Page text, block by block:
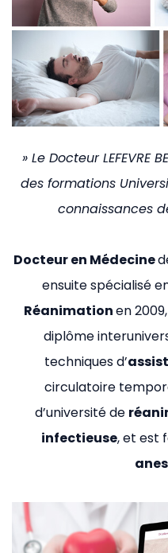
» Le Docteur LEFEVRE
des formations
connaissances
Docteur en Médecine
ensuite spécialisé
Réanimationen
diplôme
techniques d’
circulatoire
d’université de
infectieuse, et est